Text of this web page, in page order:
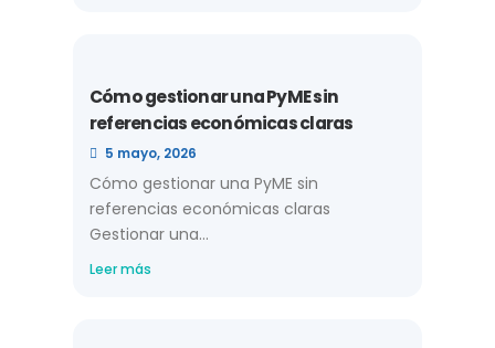
Cómo gestionar una PyME sin
referencias económicas claras
5 mayo, 2026
Cómo gestionar una PyME sin
referencias económicas claras
Gestionar una...
Leer más